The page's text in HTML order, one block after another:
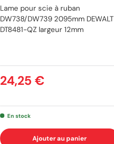
Lame pour scie à ruban
DW738/DW739 2095mm DEWALT
DT8481-QZ largeur 12mm
24,25 €
En stock
Ajouter au panier